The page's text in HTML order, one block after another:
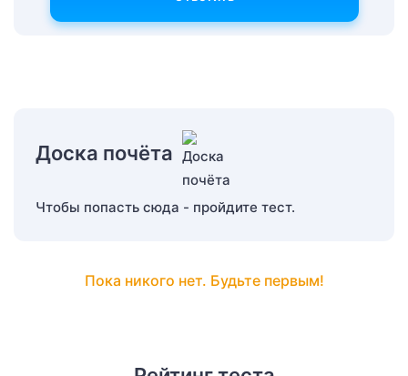
Доска почёта
Чтобы попасть сюда - пройдите тест.
Пока никого нет. Будьте первым!